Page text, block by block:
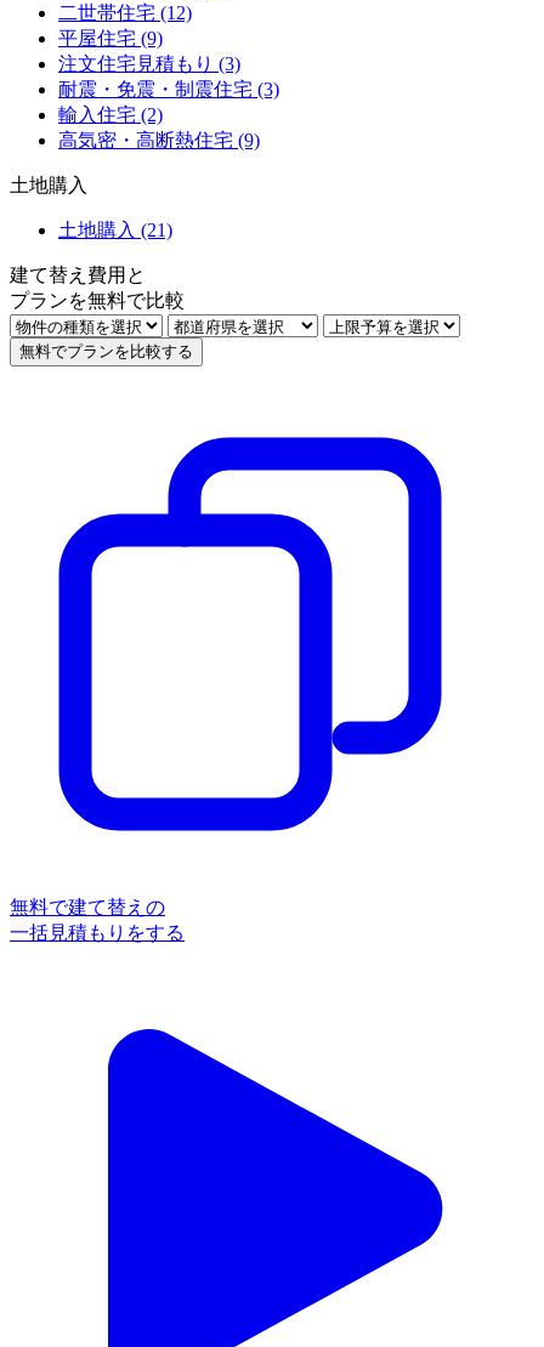
二世帯住宅 (12)
平屋住宅 (9)
注文住宅見積もり (3)
耐震・免震・制震住宅 (3)
輸入住宅 (2)
高気密・高断熱住宅 (9)
土地購入
土地購入 (21)
建て替え 費用 と
プランを無料で比較
無料でプランを比較する
無料で建て替え の
一括見積もりをする